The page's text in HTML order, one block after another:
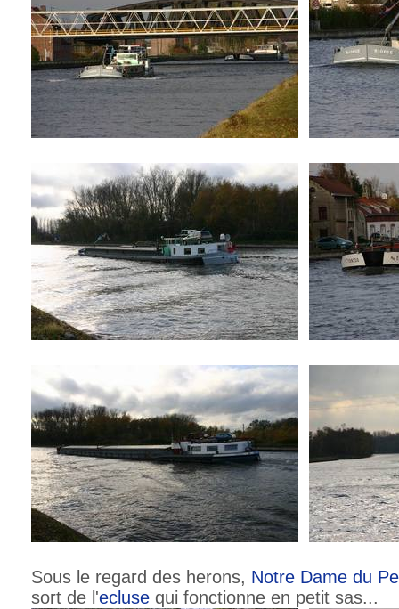
Sous le regard des herons, Notre Dame du
sort de l'ecluse qui fonctionne en petit sas...